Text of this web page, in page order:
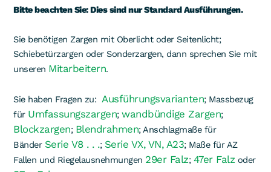
Bitte beachten Sie: Dies sind nur Standard Ausführungen.
Sie benötigen Zargen mit Oberlicht oder Seitenlicht;
Schiebetürzargen oder Sonderzargen, dann sprechen Sie mit
unseren Mitarbeitern.
Sie haben Fragen zu: Ausführungsvarianten; Massbezug
für Umfassungszargen; wandbündige Zargen;
Blockzargen; Blendrahmen; Anschlagmaße für
Bänder Serie V8 . . .; Serie VX, VN, A23; Maße für AZ
Fallen und Riegelausnehmungen 29er Falz; 47er Falz oder